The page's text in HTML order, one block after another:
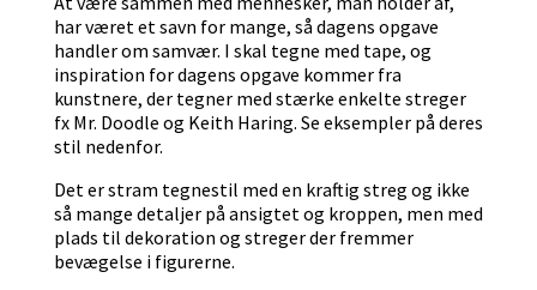
har været et savn for mange, så dagens opgave
handler om samvær. I skal tegne med tape, og
inspiration for dagens opgave kommer fra
kunstnere, der tegner med stærke enkelte streger
fx Mr. Doodle og Keith Haring. Se eksempler på deres
stil nedenfor.
Det er stram tegnestil med en kraftig streg og ikke
så mange detaljer på ansigtet og kroppen, men med
plads til dekoration og streger der fremmer
bevægelse i figurerne.